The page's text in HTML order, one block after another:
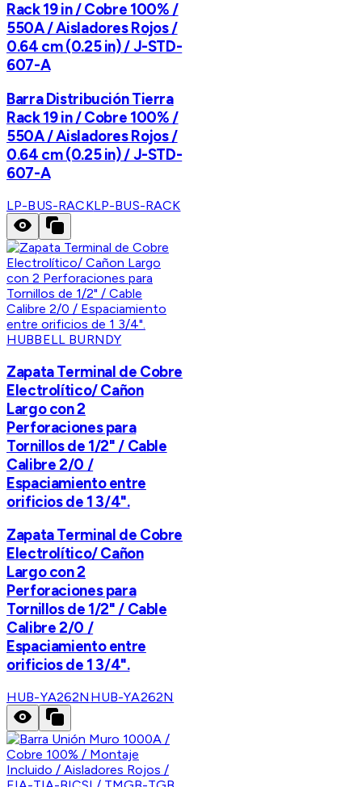
Rack 19 in / Cobre 100% /
550A / Aisladores Rojos /
0.64 cm (0.25 in) / J-STD-
607-A
Barra Distribución Tierra
Rack 19 in / Cobre 100% /
550A / Aisladores Rojos /
0.64 cm (0.25 in) / J-STD-
607-A
LP-BUS-RACKLP-BUS-RACK
HUBBELL BURNDY
Zapata Terminal de Cobre
Electrolítico/ Cañon
Largo con 2
Perforaciones para
Tornillos de 1/2" / Cable
Calibre 2/0 /
Espaciamiento entre
orificios de 1 3/4".
Zapata Terminal de Cobre
Electrolítico/ Cañon
Largo con 2
Perforaciones para
Tornillos de 1/2" / Cable
Calibre 2/0 /
Espaciamiento entre
orificios de 1 3/4".
HUB-YA262N HUB-YA262N